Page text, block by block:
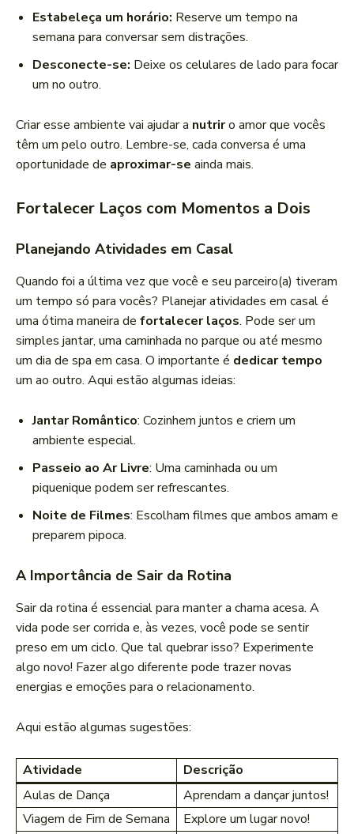
Estabeleça um horário: Reserve um tempo na
semana para conversar sem distrações.
Desconecte-se: Deixe os celulares de lado para focar
um no outro.
Criar esse ambiente vai ajudar a nutriro amor que vocês
têm um pelo outro. Lembre-se, cada conversa é uma
oportunidade de aproximar-se ainda mais.
Fortalecer Laços com Momentos a Dois
Planejando Atividades em Casal
Quando foi a última vez que você e seu parceiro(a) tiveram
um tempo só para vocês? Planejar atividades em casal é
uma ótima maneira de fortalecer laços. Pode ser um
simples jantar, uma caminhada no parque ou até mesmo
um dia de spa em casa. O importante é dedicar tempo
um ao outro. Aqui estão algumas ideias:
Jantar Romântico: Cozinhem juntos e criem um
ambiente especial.
Passeio ao Ar Livre: Uma caminhada ou um
piquenique podem ser refrescantes.
Noite de Filmes: Escolham filmes que ambos amam e
preparem pipoca.
A Importância de Sair da Rotina
Sair da rotina é essencial para manter a chama acesa. A
vida pode ser corrida e, às vezes, você pode se sentir
preso em um ciclo. Que tal quebrar isso? Experimente
algo novo! Fazer algo diferente pode trazer novas
energias e emoções para o relacionamento.
Aqui estão algumas sugestões:
Atividade
Descrição
Aulas de Dança
Aprendam a dançar juntos!
Viagem de Fim de Semana
Explore um lugar novo!